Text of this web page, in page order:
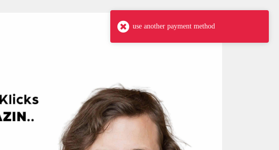
use another payment method